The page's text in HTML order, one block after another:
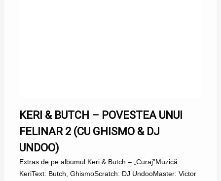
KERI & BUTCH – POVESTEA UNUI
FELINAR 2 (CU GHISMO & DJ
UNDOO)
Extras de pe albumul Keri & Butch – „Curaj”Muzică:
KeriText: Butch, GhismoScratch: DJ UndooMaster: Victor